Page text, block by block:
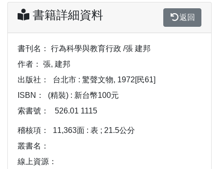
書籍詳細資料 返回
書刊名：
行為科學與教育行政 /張 建邦
作者：
張, 建邦
出版社：
台北市 : 驚聲文物, 1972[民61]
ISBN：
(精裝) : 新台幣100元
索書號：
526.01 1115
稽核項：
11,363面 : 表 ; 21.5公分
叢書名：
線上資源：